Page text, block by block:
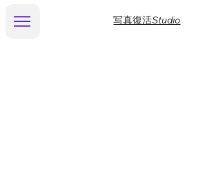
写真復活Studio